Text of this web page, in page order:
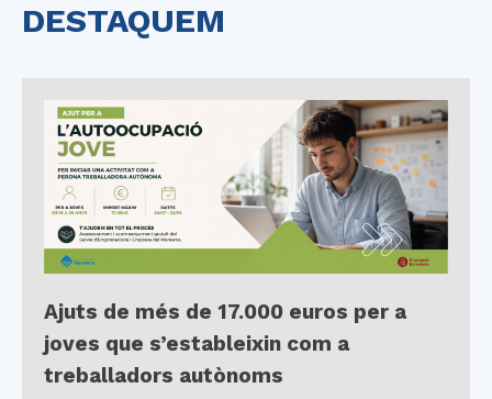
DESTAQUEM
Ajuts de més de 17.000 euros per a
joves que s’estableixin com a
treballadors autònoms